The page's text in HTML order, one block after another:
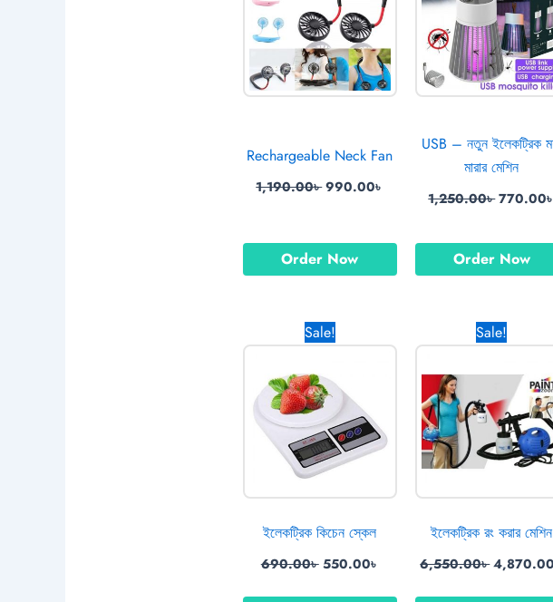
Rechargeable Neck Fan
1,190.00৳ 990.00৳
Order Now
USB – নতুন ইলেকট্রিক
মারার মেশিন
1,250.00৳ 770.00৳
Order Now
Sale!
ইলেকট্রিক কিচেন স্কেল
690.00৳
Original
price
690.00৳ .
550.00৳
price
550.00৳ .
Sale!
ইলেকট্রিক রং করার মেশিন
6,550.00৳
Original
price